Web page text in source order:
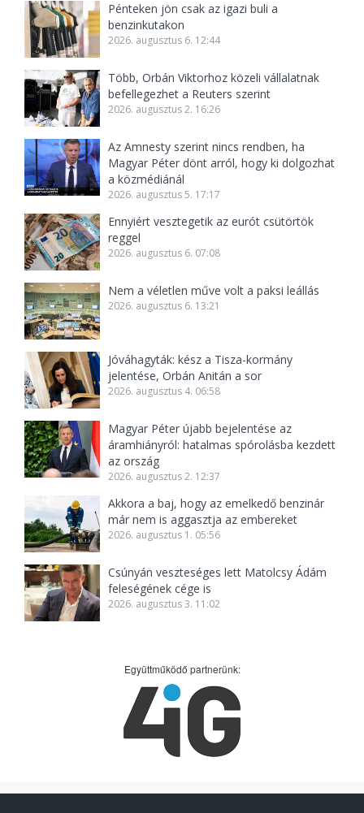
Pénteken jön csak az igazi buli a
benzinkutakon
2026. augusztus 6. 12:44
Több, Orbán Viktorhoz közeli vállalatnak
befellegezhet a Reuters szerint
2026. augusztus 2. 16:26
Az Amnesty szerint nincs rendben, ha
Magyar Péter dönt arról, hogy ki dolgozhat
a közmédiánál
2026. augusztus 5. 17:17
Ennyiért vesztegetik az eurót csütörtök
reggel
2026. augusztus 6. 07:08
Nem a véletlen műve volt a paksi leállás
2026. augusztus 6. 13:21
Jóváhagyták: kész a Tisza-kormány
jelentése, Orbán Anitán a sor
2026. augusztus 4. 06:58
Magyar Péter újabb bejelentése az
áramhiányról: hatalmas spórolásba kezdett
az ország
2026. augusztus 2. 12:37
Akkora a baj, hogy az emelkedő benzinár
már nem is aggasztja az embereket
2026. augusztus 1. 05:56
Csúnyán veszteséges lett Matolcsy Ádám
feleségének cége is
2026. augusztus 3. 11:02
Együttműködő partnerünk: